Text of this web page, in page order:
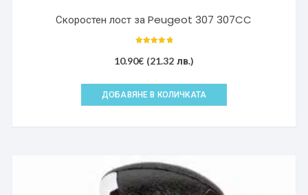
Скоростен лост за Peugeot 307 307CC
5.00
от 5
10.90€ (21.32 лв.)
ДОБАВЯНЕ В КОЛИЧКАТА